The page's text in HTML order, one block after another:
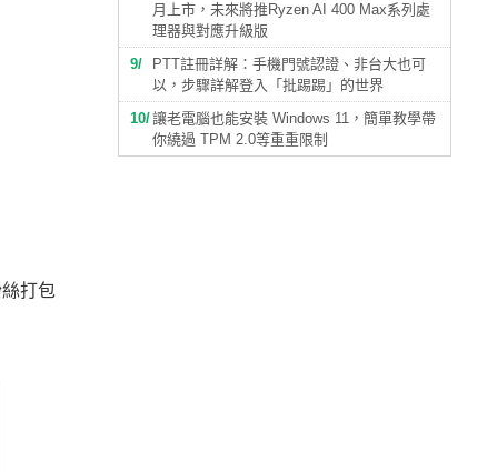
打包
月上市，未來將推Ryzen AI 400 Max系列處
理器與對應升級版
9
PTT註冊詳解：手機門號認證、非台大也可
以，步驟詳解登入「批踢踢」的世界
10 讓老電腦也能安裝 Windows 11，簡單教學帶
你繞過 TPM 2.0等重重限制